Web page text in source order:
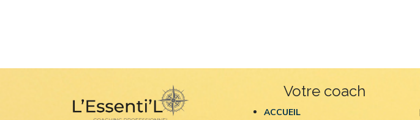
Votre coach
ACCUEIL